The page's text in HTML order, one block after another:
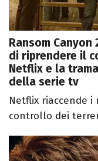
Ransom
di riprendere il
Netflix e la
della serie tv
Netflix riaccende
controllo dei